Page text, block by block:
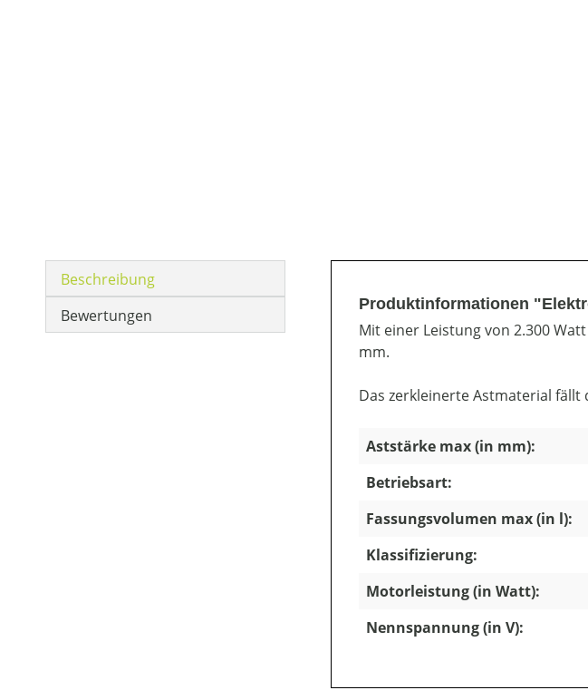
Beschreibung
Bewertungen
Produktinformationen
Mit einer Leistung von 2.300
mm.
Das zerkleinerte Astmaterial
Aststärke max (in mm):
Betriebsart:
Fassungsvolumen max (in l):
Klassifizierung:
Motorleistung (in Watt):
Nennspannung (in V):